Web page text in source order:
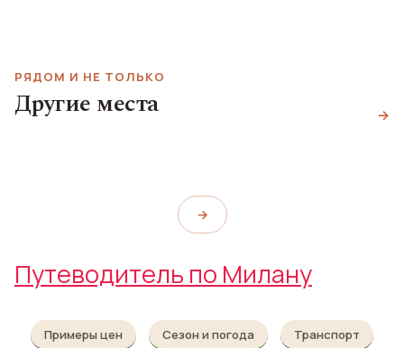
РЯДОМ И НЕ ТОЛЬКО
Другие места →
Маурицио-аль-
Монастеро-Маджоре
San Maurizio al Monastero
Birrificio Lambrate: il
→
Путеводитель по Милану
Примеры цен Сезон и погода
Транспорт